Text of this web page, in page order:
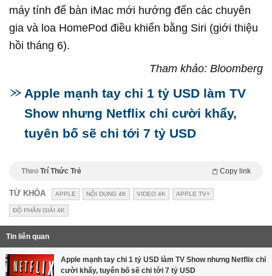
máy tính để bàn iMac mới hướng đến các chuyên
gia và loa HomePod điều khiển bằng Siri (giới thiệu
hồi tháng 6).
Tham khảo: Bloomberg
Apple mạnh tay chi 1 tỷ USD làm TV
Show nhưng Netflix chỉ cười khẩy,
tuyên bố sẽ chi tới 7 tỷ USD
Theo Trí Thức Trẻ Copy link
TỪ KHÓA APPLE NỘI DUNG 4K VIDEO 4K APPLE TV+
ĐỘ PHÂN GIẢI 4K
Tin liên quan
Apple mạnh tay chi 1 tỷ USD làm TV Show nhưng Netflix chỉ
cười khẩy, tuyên bố sẽ chi tới 7 tỷ USD